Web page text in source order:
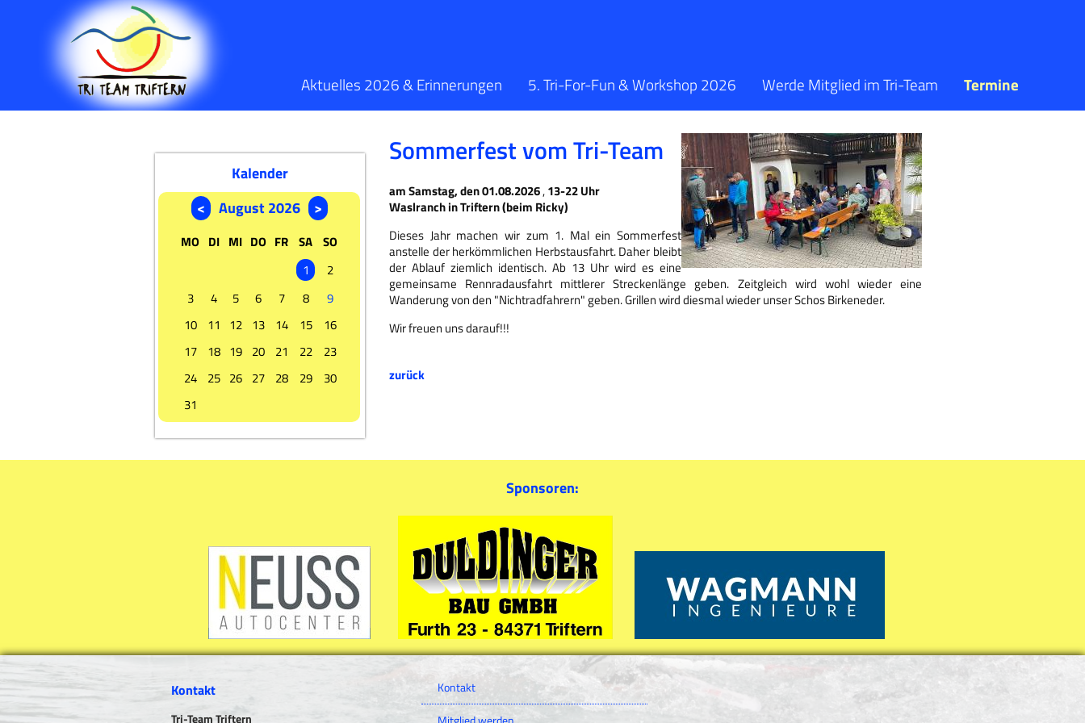
Aktuelles 2026 & Erinnerungen 5. Tri-For-Fun & Workshop 2026 Werde Mitglied im Tri-Team Termine
Sommerfest vom Tri-Team
am Samstag, den 01.08.2026,13-22 Uhr
Waslranch in Triftern (beim Ricky)
Dieses Jahr machen wir zum 1. Mal ein Sommerfest
anstelle der herkömmlichen Herbstausfahrt. Daher bleibt
der Ablauf ziemlich identisch. Ab 13 Uhr wird es eine
gemeinsame Rennradausfahrt mittlerer Streckenlänge geben. Zeitgleich wird wohl wieder eine
Wanderung von den "Nichtradfahrern" geben. Grillen wird diesmal wieder unser Schos Birkeneder.
Wir freuen uns darauf!!!
zurück
Kalender
<
August 2026 >
MO DI MI DO FR SA SO
1
2
3
4 5 6 7 8
9
10
11 12 13 14 15
16
17
18 19 20 21 22
23
24
25 26 27 28 29
30
31
Sponsoren:
Kontakt
Tri-Team Triftern
Kontakt